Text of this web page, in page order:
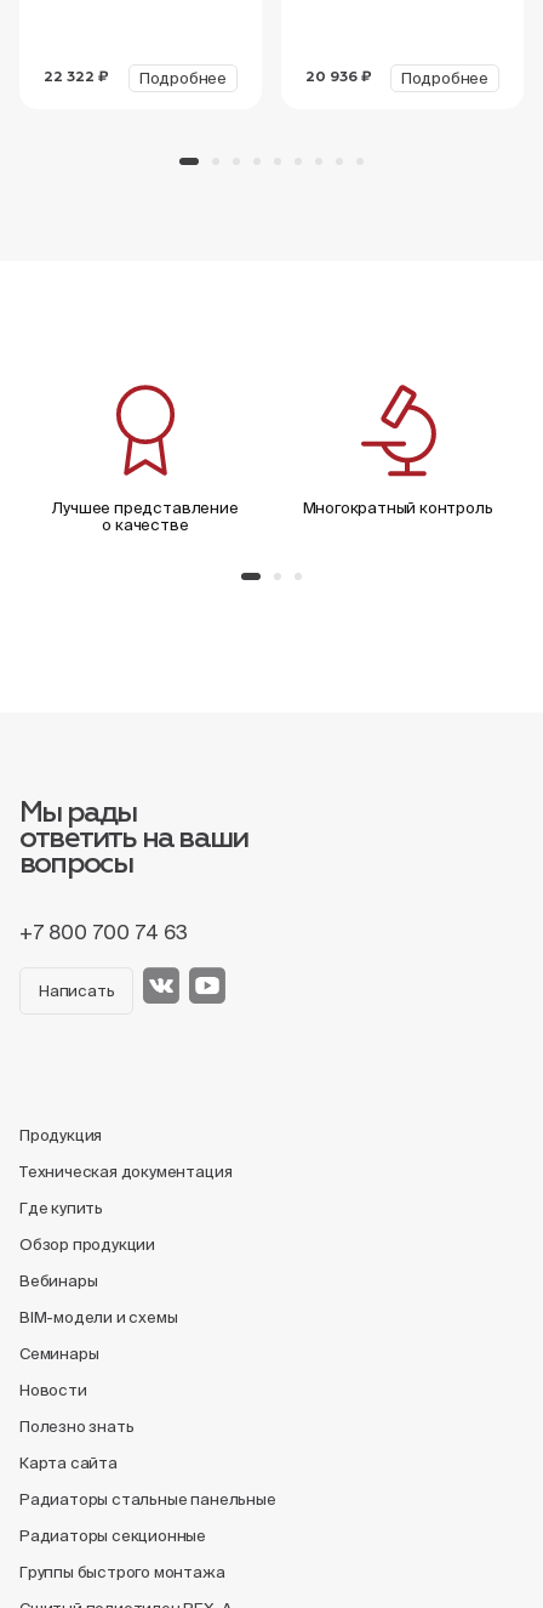
22 322 ₽ Подробнее 20 936 ₽ Подробнее
Лучшее представление
о качестве
Многократный контроль
Мы рады
ответить на ваши
вопросы
+7 800 700 74 63
Написать
Продукция
Техническая документация
Где купить
Обзор продукции
Вебинары
BIM-модели и схемы
Семинары
Новости
Полезно знать
Карта сайта
Радиаторы стальные панельные
Радиаторы секционные
Группы быстрого монтажа